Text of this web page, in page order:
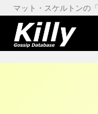
マット・スケルトンの